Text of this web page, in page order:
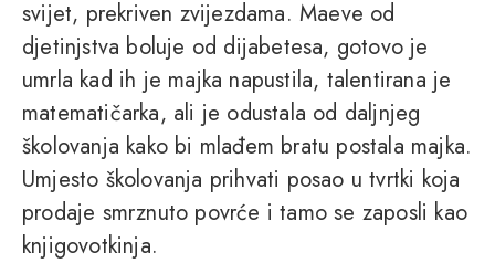
svijet, prekriven zvijezdama. Maeve od
djetinjstva boluje od dijabetesa, gotovo je
umrla kad ih je majka napustila, talentirana je
matematičarka, ali je odustala od daljnjeg
školovanja kako bi mlađem bratu postala majka.
Umjesto školovanja prihvati posao u tvrtki koja
prodaje smrznuto povrće i tamo se zaposli kao
knjigovotkinja.